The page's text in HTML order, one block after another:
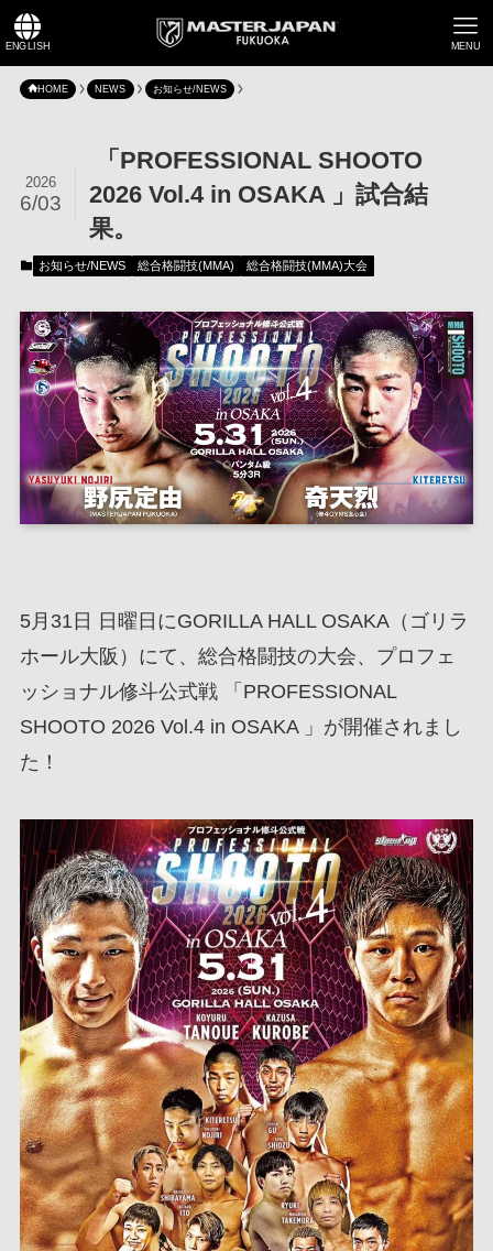
ENGLISH MENU
HOME NEWS お知らせ/NEWS
「PROFESSIONAL SHOOTO
2026 Vol.4 in OSAKA 」試合結
果。
2026
6/03
お知らせ/NEWS 総合格闘技(MMA) 総合格闘技(MMA)大会
5月31日 日曜日にGORILLA HALL OSAKA（ゴリラ
ホール大阪）にて、総合格闘技の大会、プロフェ
ッショナル修斗公式戦 「PROFESSIONAL
SHOOTO 2026 Vol.4 in OSAKA 」が開催されまし
た！